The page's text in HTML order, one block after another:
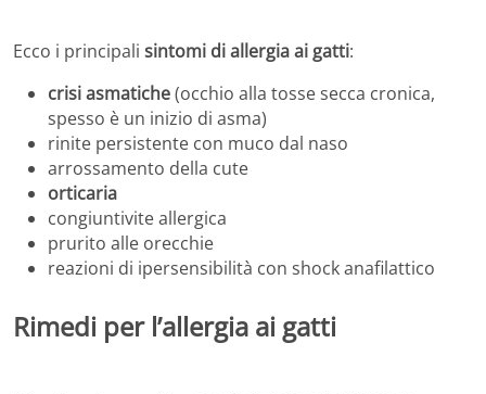
Ecco i principali sintomi di allergia ai gatti:
crisi asmatiche(occhio alla tosse secca cronica,
spesso è un inizio di asma)
rinite persistente con muco dal naso
arrossamento della cute
orticaria
congiuntivite allergica
prurito alle orecchie
reazioni di ipersensibilità con shock anafilattico
Rimedi per l’allergia ai gatti